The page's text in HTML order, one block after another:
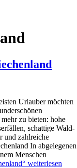
Urlauber möchten
zu bieten: hohe
schattige Wald-
und zahlreiche
In abgelegenen
Menschen
weiterlesen